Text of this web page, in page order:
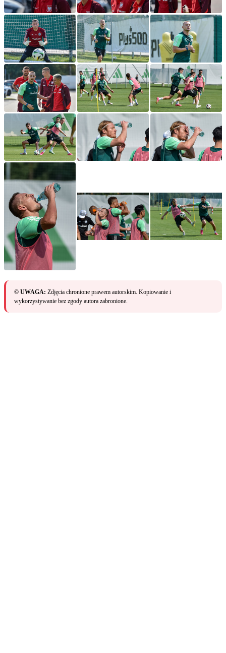
© UWAGA: Zdjęcia chronione prawem autorskim. Kopiowanie i
wykorzystywanie bez zgody autora zabronione.